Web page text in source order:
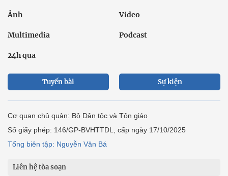
Ảnh Video
Multimedia Podcast
24h qua
Tuyến bài Sự kiện
Cơ quan chủ quản: Bộ Dân tộc và Tôn giáo
Số giấy phép: 146/GP-BVHTTDL, cấp ngày 17/10/2025
Tổng biên tập: Nguyễn Văn Bá
Liên hệ tòa soạn